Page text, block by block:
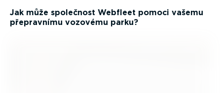
Jak může společnost Webfleet pomoci vašemu
přepravnímu vozovému parku?